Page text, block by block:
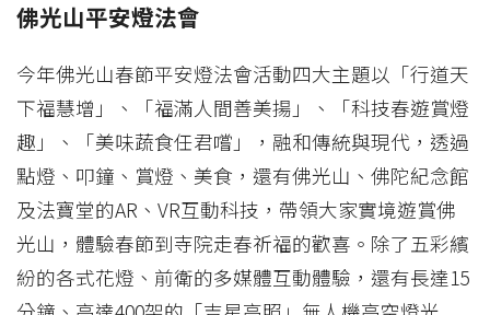
佛光山平安燈法會
今年佛光山春節平安燈法會活動四大主題以「行道天
下福慧增」、「福滿人間善美揚」、「科技春遊賞燈
趣」、「美味蔬食任君嚐」，融和傳統與現代，透過
點燈、叩鐘、賞燈、美食，還有佛光山、佛陀紀念館
及法寶堂的AR、VR互動科技，帶領大家實境遊賞佛
光山，體驗春節到寺院走春祈福的歡喜。除了五彩繽
紛的各式花燈、前衛的多媒體互動體驗，還有長達15